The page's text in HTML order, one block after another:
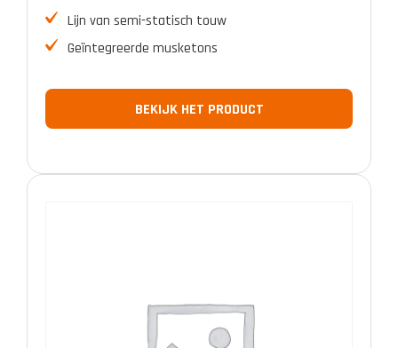
Lijn van semi-statisch touw
Geïntegreerde musketons
BEKIJK HET PRODUCT